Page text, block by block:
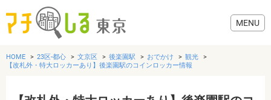
HOME 23区-都心 文京区 後楽園駅 おでかけ
観光
【改札外・特大ロッカーあり】後楽園駅のコインロッカー情報